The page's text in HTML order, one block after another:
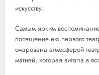
искусству.
Самым ярким
посещение ею первого
очарована атмосферой
магией, которая витала в